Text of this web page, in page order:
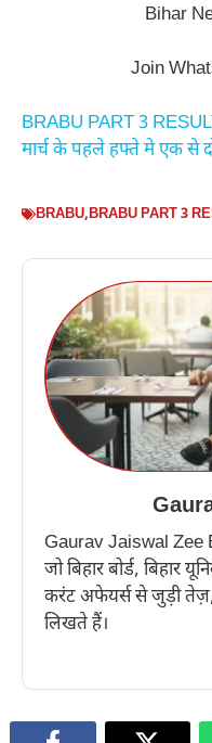
Bihar
Join
BRABU PART 3 RESULT
मार्च के पहले हफ्ते मे एक से
BRABU,BRABU PART 3
Gaurav Jaiswal Zee
जो बिहार बोर्ड, बिहार
करंट अफेयर्स से जुड़ी
लिखते हैं।